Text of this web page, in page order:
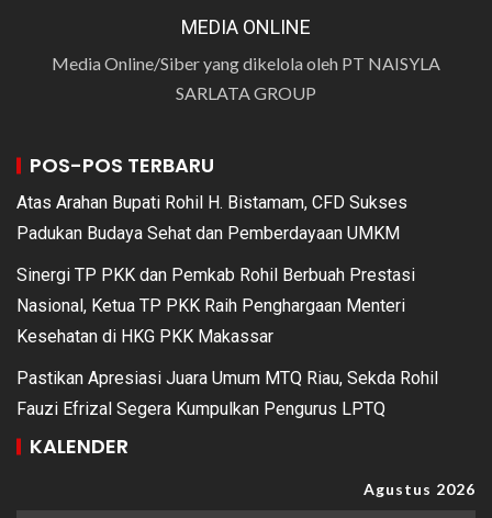
MEDIA ONLINE
Media Online/Siber yang dikelola oleh PT NAISYLA
SARLATA GROUP
POS-POS TERBARU
Atas Arahan Bupati Rohil H. Bistamam, CFD Sukses
Padukan Budaya Sehat dan Pemberdayaan UMKM
Sinergi TP PKK dan Pemkab Rohil Berbuah Prestasi
Nasional, Ketua TP PKK Raih Penghargaan Menteri
Kesehatan di HKG PKK Makassar
Pastikan Apresiasi Juara Umum MTQ Riau, Sekda Rohil
Fauzi Efrizal Segera Kumpulkan Pengurus LPTQ
KALENDER
Agustus 2026